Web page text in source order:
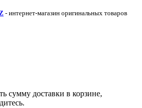
- интернет-магазин оригинальных товаров
сумму доставки в корзине,